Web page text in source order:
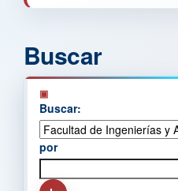
Buscar
Buscar:
por